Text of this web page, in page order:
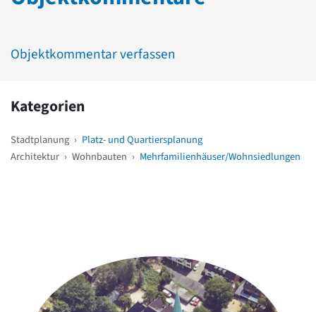
Objektkommentar verfassen
Kategorien
Stadtplanung › Platz- und Quartiersplanung
Architektur › Wohnbauten › Mehrfamilienhäuser/Wohnsiedlungen